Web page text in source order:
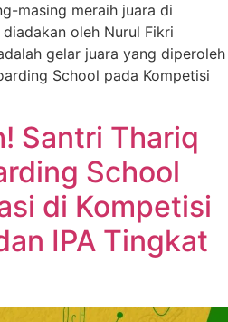
masing meraih juara di
oleh Nurul Fikri
gelar juara yang diperoleh
School pada Kompetisi
Santri Thariq
School
di Kompetisi
IPA Tingkat